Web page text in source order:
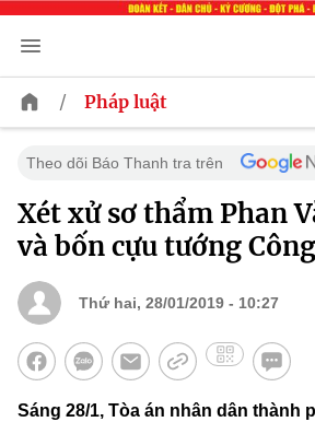
/ Pháp luật
Theo dõi Báo Thanh tra trên
Xét xử sơ thẩm Phan
và bốn cựu tướng
Thứ hai, 28/01/2019 - 10:27
Sáng 28/1, Tòa án nhân dân thành